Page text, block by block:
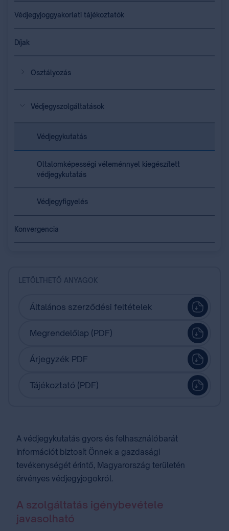
Védjegyjoggyakorlati tájékoztatók
Díjak
Osztályozás
Védjegyszolgáltatások
Védjegykutatás
Oltalomképességi véleménnyel kiegészített
védjegykutatás
Védjegyfigyelés
Konvergencia
LETÖLTHETŐ ANYAGOK
Általános szerződési feltételek
Megrendelőlap (PDF)
Árjegyzék PDF
Tájékoztató (PDF)
A védjegykutatás gyors és felhasználóbarát
információt biztosít Önnek a gazdasági
tevékenységét érintő, Magyarország területén
érvényes védjegyjogokról.
A szolgáltatás igénybevétele
javasolható